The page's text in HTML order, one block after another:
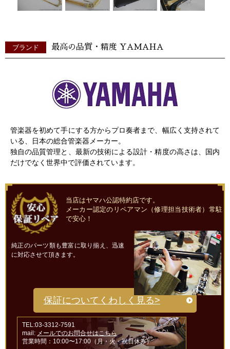
ブランド 最高の品質・精度 YAMAHA
管楽器を初めて手にする方からプロ奏者まで、幅広く支持されて
いる、日本の総合管楽器メーカー。
独自の品質管理と、最新の技術による設計・精度の高さは、国内
だけでなく世界中で評価されています。
当店はヤマハ公認特約店です。
メーカー認定のリペアマン（修理担当技術者）常駐
で安心！
純正のパーツ類も豊富に取り揃え、迅速
に対応させて頂きます。
保証についてくわしく見る>
TEL:03-3312-7591
mail: メールでのお問合せはこちら
営業時間：10:00〜17:00（月・火・祝日休み）